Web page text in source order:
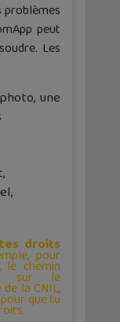
peut
Les
une
droits
pour
le chemin
sur le
la CNIL,
que tu